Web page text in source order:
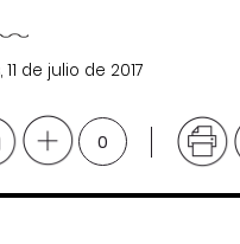
11 de julio de 2017
0